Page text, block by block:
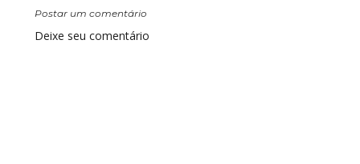
Postar um comentário
Deixe seu comentário